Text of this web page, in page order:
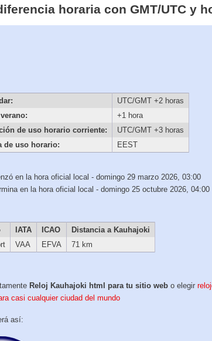
horaria con GMT/UTC y
UTC/GMT +2 horas
+1 hora
de uso horario corriente:
UTC/GMT +3 horas
de uso horario:
EEST
en la hora oficial local - domingo 29 marzo 2026, 03:00
en la hora oficial local - domingo 25 octubre 2026, 04:00
IATA ICAO
Distancia a Kauhajoki
VAA EFVA 71 km
Reloj Kauhajoki html para tu sitio webo elegir
casi cualquier ciudad del mundo
así: